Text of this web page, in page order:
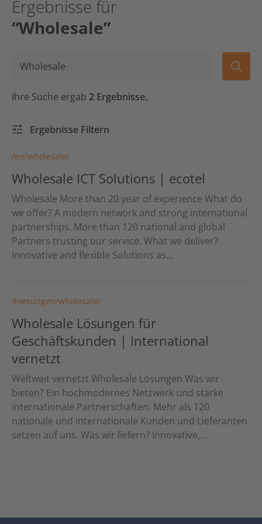
Ergebnisse für
“Wholesale”
Ihre Suche ergab 2 Ergebnisse.
Ergebnisse Filtern
/en/wholesale/
Wholesale ICT Solutions | ecotel
Wholesale More than 20 year of experience What do
we offer? A modern network and strong international
partnerships. More than 120 national and global
Partners trusting our service. What we deliver?
Innovative and flexible Solutions as…
/loesungen/wholesale/
Wholesale Lösungen für
Geschäftskunden | International
vernetzt
Weltweit vernetzt Wholesale Lösungen Was wir
bieten? Ein hochmodernes Netzwerk und starke
internationale Partnerschaften. Mehr als 120
nationale und internationale Kunden und Lieferanten
setzen auf uns. Was wir liefern? Innovative,…